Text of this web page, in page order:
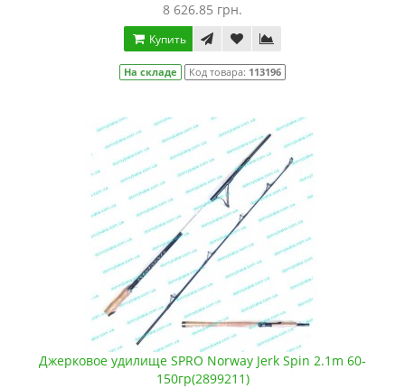
8 626.85 грн.
Купить
На складе Код товара: 113196
Джерковое удилище SPRO Norway Jerk Spin 2.1m 60-
150гр(2899211)